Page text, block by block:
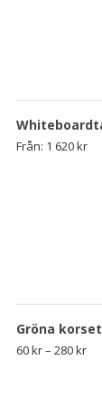
Från: 1 620kr
Gröna
60kr– 280kr